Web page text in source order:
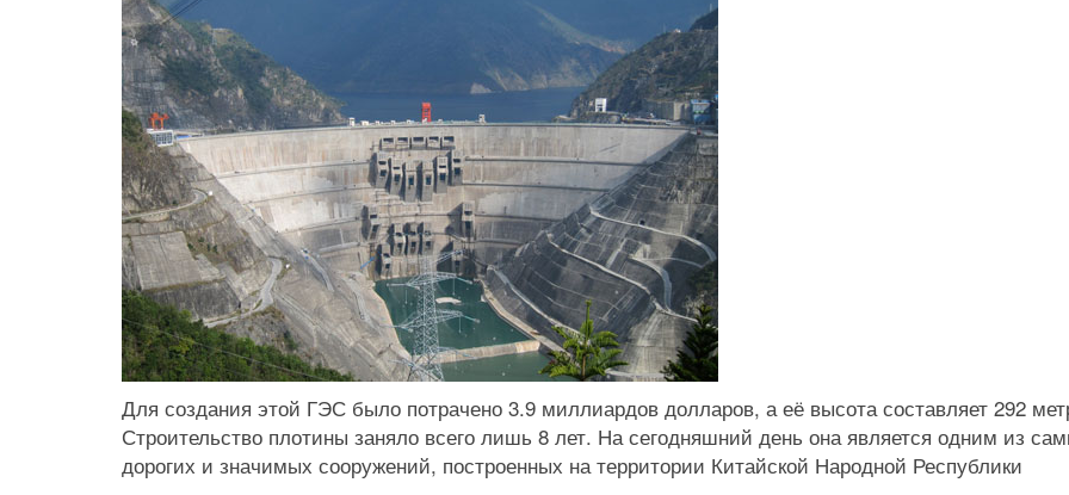
Для создания этой ГЭС было потрачено 3.9 миллиардов долларов, а её высота составляет 292
Строительство плотины заняло всего лишь 8 лет. На сегодняшний день она является одним из
дорогих и значимых сооружений, построенных на территории Китайской Народной Республики